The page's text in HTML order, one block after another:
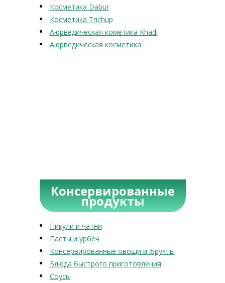
Косметика Dabur
Косметика Trichup
Аюрведическая кометика Khadi
Аюрведическая косметика
Консервированные
продукты
Пикули и чатни
Пасты и урбеч
Консервированные овощи и фрукты
Блюда быстрого приготовления
Соусы